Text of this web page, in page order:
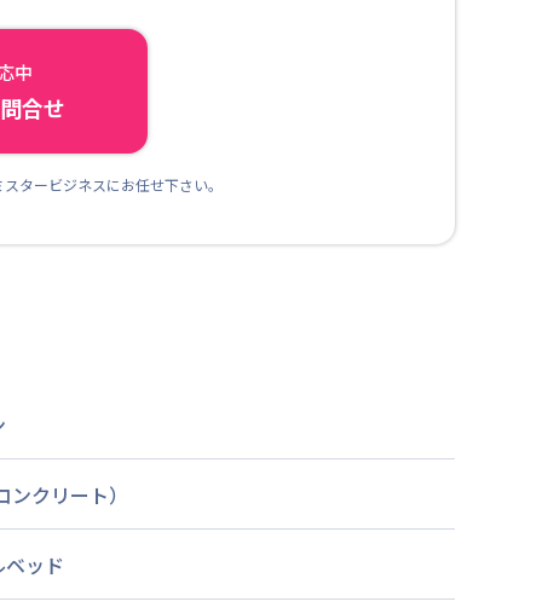
中
合せ
タービジネスにお任せ下さい。
ンクリート）
ッド